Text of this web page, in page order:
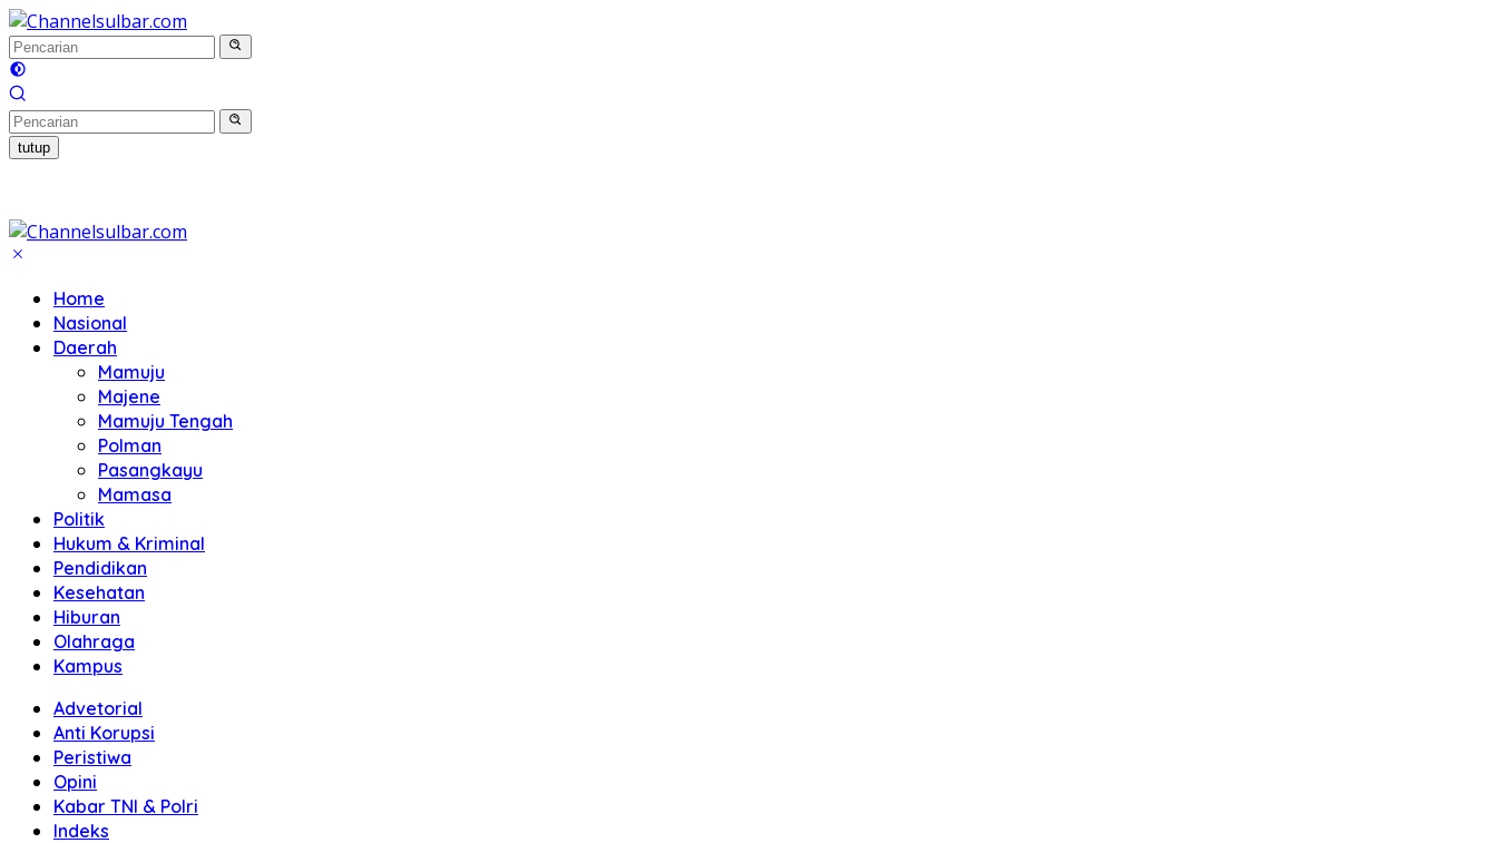
Langsung
ke
konten
tutup
Home
Nasional
Daerah
Mamuju
Majene
Mamuju Tengah
Polman
Pasangkayu
Mamasa
Politik
Hukum & Kriminal
Pendidikan
Kesehatan
Hiburan
Olahraga
Kampus
Advetorial
Anti Korupsi
Peristiwa
Opini
Kabar TNI & Polri
Indeks